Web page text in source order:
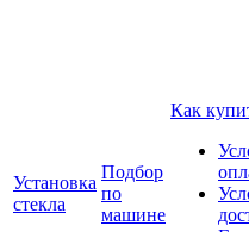
Установка
стекла
Подбор
по
машине
Как